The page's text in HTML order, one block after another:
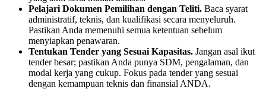
Pelajari Dokumen Pemilihan dengan Teliti. Baca syarat
administratif, teknis, dan kualifikasi secara menyeluruh.
Pastikan Anda memenuhi semua ketentuan sebelum
menyiapkan penawaran.
Tentukan Tender yang Sesuai Kapasitas. Jangan asal ikut
tender besar; pastikan Anda punya SDM, pengalaman, dan
modal kerja yang cukup. Fokus pada tender yang sesuai
dengan kemampuan teknis dan finansial ANDA.